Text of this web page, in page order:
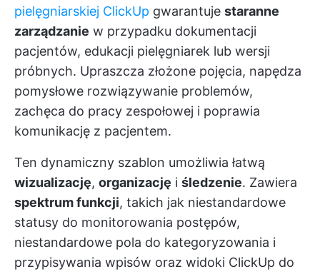
pielęgniarskiej ClickUp gwarantuje staranne
zarządzanie w przypadku dokumentacji
pacjentów, edukacji pielęgniarek lub wersji
próbnych. Upraszcza złożone pojęcia, napędza
pomysłowe rozwiązywanie problemów,
zachęca do pracy zespołowej i poprawia
komunikację z pacjentem.
Ten dynamiczny szablon umożliwia łatwą
wizualizację, organizację i śledzenie. Zawiera
spektrum funkcji, takich jak niestandardowe
statusy do monitorowania postępów,
niestandardowe pola do kategoryzowania i
przypisywania wpisów oraz widoki ClickUp do